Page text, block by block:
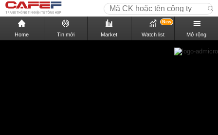
Home Tin mới Market Watch list
New
Mở rộng